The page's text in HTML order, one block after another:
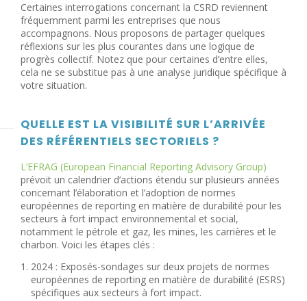
Certaines interrogations concernant la CSRD reviennent
fréquemment parmi les entreprises que nous
accompagnons. Nous proposons de partager quelques
réflexions sur les plus courantes dans une logique de
progrès collectif. Notez que pour certaines d’entre elles,
cela ne se substitue pas à une analyse juridique spécifique à
votre situation.
QUELLE EST LA VISIBILITÉ SUR L’ARRIVÉE
DES RÉFÉRENTIELS SECTORIELS ?
L’EFRAG (European Financial Reporting Advisory Group)
prévoit un calendrier d’actions étendu sur plusieurs années
concernant l’élaboration et l’adoption de normes
européennes de reporting en matière de durabilité pour les
secteurs à fort impact environnemental et social,
notamment le pétrole et gaz, les mines, les carrières et le
charbon. Voici les étapes clés :
2024 : Exposés-sondages sur deux projets de normes
européennes de reporting en matière de durabilité (ESRS)
spécifiques aux secteurs à fort impact.